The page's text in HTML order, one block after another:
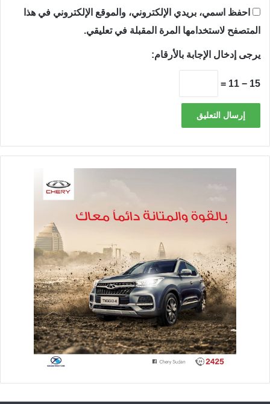
احفظ اسمي، بريدي الإلكتروني، والموقع الإلكتروني في هذا
المتصفح لاستخدامها المرة المقبلة في تعليقي.
يرجى إدخال الإجابة بالأرقام:
15 − 11 =